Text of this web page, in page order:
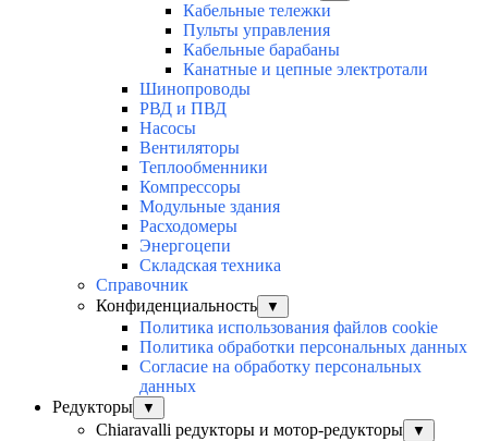
Кабельные тележки
Пульты управления
Кабельные барабаны
Канатные и цепные электротали
Шинопроводы
РВД и ПВД
Насосы
Вентиляторы
Теплообменники
Компрессоры
Модульные здания
Расходомеры
Энергоцепи
Складская техника
Справочник
Конфиденциальность
▼
Политика использования файлов cookie
Политика обработки персональных данных
Согласие на обработку персональных
данных
Редукторы
▼
Chiaravalli редукторы и мотор-редукторы ▼